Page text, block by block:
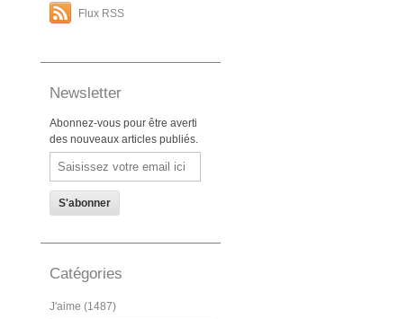
Flux RSS
Newsletter
Abonnez-vous pour être averti
des nouveaux articles publiés.
Email
Catégories
J'aime (1487)